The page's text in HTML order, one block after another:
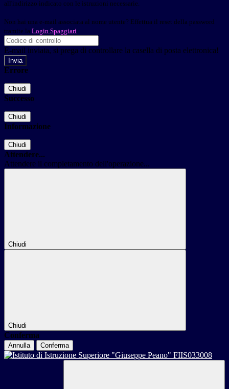
all'indirizzo indicato con le istruzioni necessarie.
Non hai una e-mail associata al nome utente? Effettua il reset della password
tramite la Login Spaggiari
E-mail inviata, si prega di controllare la casella di posta elettronica!
Errore
Chiudi
Successo
Chiudi
Informazione
Chiudi
Attendere...
Attendere il completamento dell'operazione...
Chiudi
Chiudi
Conferma
Annulla Conferma